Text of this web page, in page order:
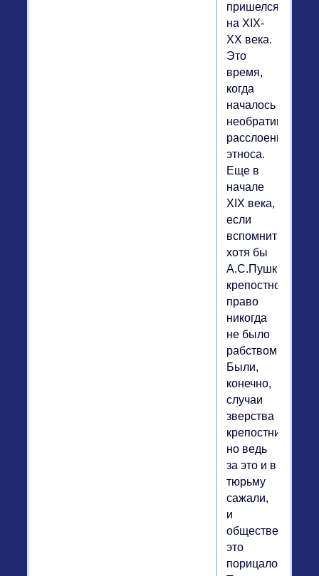
пришелся
на XIX-
XX века.
Это
время,
когда
началось
необратимое
расслоение
этноса.
Еще в
начале
XIX века,
если
вспомнить
хотя бы
А.С.Пушкина,
крепостное
право
никогда
не было
рабством.
Были,
конечно,
случаи
зверства
крепостников,
но ведь
за это и в
тюрьму
сажали,
и
общественно
это
порицалось.